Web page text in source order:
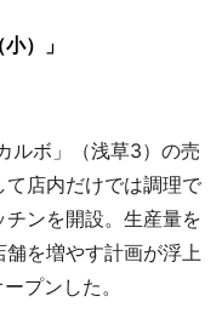
）」
ルボ」（浅草3）の売
て店内だけでは調理で
ンを開設。生産量を
を増やす計画が浮上
プンした。